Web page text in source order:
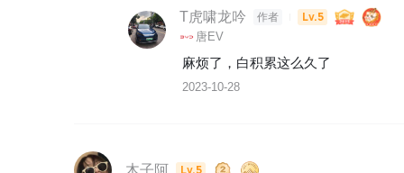
T虎啸龙吟 作者 Lv.5
唐EV
麻烦了，白积累这么久了
2023-10-28
木子阿
Lv.5